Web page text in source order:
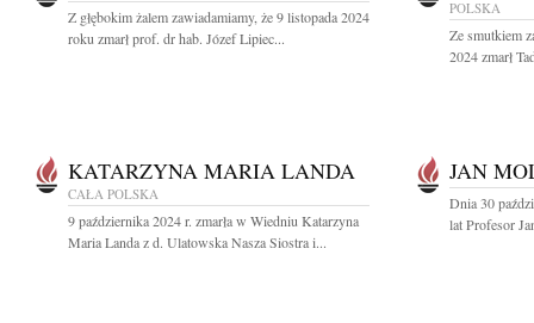
Z głębokim żalem zawiadamiamy, że 9 listopada 2024
roku zmarł prof. dr hab. Józef Lipiec...
POLSKA
Ze smutkiem
2024 zmarł
KATARZYNA MARIA LANDA
CAŁA POLSKA
9 października 2024 r. zmarła w Wiedniu Katarzyna
Maria Landa z d. Ulatowska Nasza Siostra i...
JAN
Dnia 30
lat Profesor